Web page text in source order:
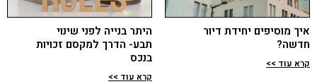
איך מוסיפים יחידת דיור
חדשה?
קרא עוד >>
היתר בנייה לפני שינוי
תבע- הדרך למקסם זכויות
בנכס
קרא עוד >>